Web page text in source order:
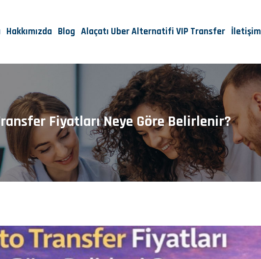
Hakkımızda Blog Alaçatı Uber Alternatifi VIP Transfer İletişim
Fiyatları Neye Göre Belirlenir?